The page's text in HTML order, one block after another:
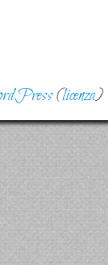
(licenza)